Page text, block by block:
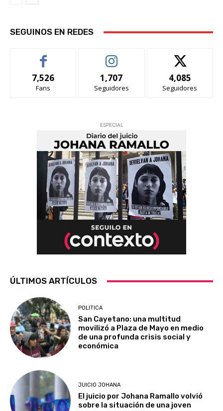
SEGUINOS EN REDES
7,526
Fans
1,707
Seguidores
4,085
Seguidores
ESPECIAL
ÚLTIMOS ARTÍCULOS
POLITICA
San Cayetano: una multitud
movilizó a Plaza de Mayo en medio
de una profunda crisis social y
económica
JUICIO JOHANA
El juicio por Johana Ramallo volvió
sobre la situación de una joven